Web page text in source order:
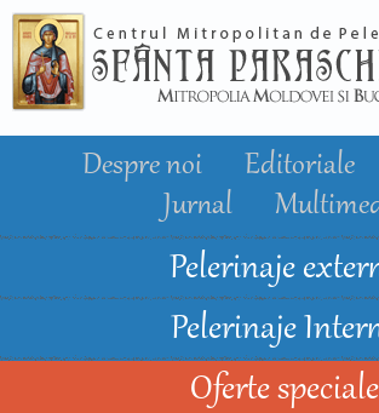
conţinutul
principal
Despre noi Editoriale
Jurnal
Pelerinaje
Pelerinaje
Oferte speciale